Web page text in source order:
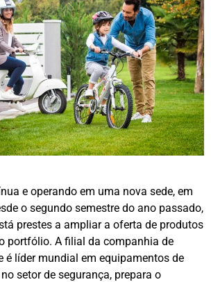
e operando em uma nova sede, em
o segundo semestre do ano passado,
prestes a ampliar a oferta de produtos
portfólio. A filial da companhia de
é líder mundial em equipamentos de
setor de segurança, prepara o